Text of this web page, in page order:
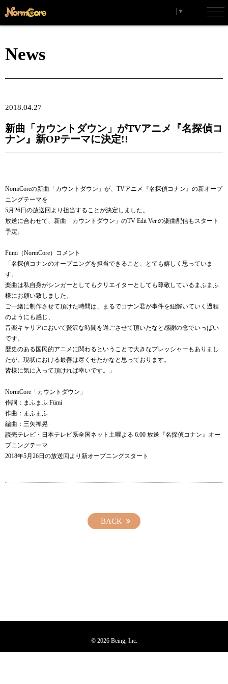
▼
News
2018.04.27
新曲「カウントダウン」がTVアニメ『名探偵コ
ナン』新OPテーマに決定!!
NormCoreの新曲「カウントダウン」が、TVアニメ『名探偵コナン』の新オープ
ニングテーマを
5月26日の放送回より担当することが決定しました。
放送に合わせて、新曲「カウントダウン」のTV Edit Ver.の楽曲配信もスタート
予定。
Fümi（NormCore）コメント
「名探偵コナンのオープニングを担当できること、とても嬉しく思っていま
す。
楽曲は私自身がシンガーとしてもクリエイターとしても尊敬しているまふまふ
様にお願い致しました。
ご一緒に制作させて頂けた時間は、まるでコナン君が事件を紐解いていく過程
のようにも感じ、
音楽キャリアにおいて贅沢な時間を過ごさせて頂いたなと感謝の念でいっぱい
です。
歴史のある国民的アニメに関わるということで大きなプレッシャーもありまし
たが、現状における最善は尽くせたかなと思っております。
皆様に気に入って頂ければ幸いです。」
NormCore「カウントダウン」
作詞：まふまふ Fümi
作曲：まふまふ
編曲：三矢禅晃
読売テレビ・日本テレビ系全国ネット土曜よる 6:00 放送『名探偵コナン』オー
プニングテーマ
2018年5月26日の放送回より新オープニングスタート
BACK
© 2026 Being, Inc.